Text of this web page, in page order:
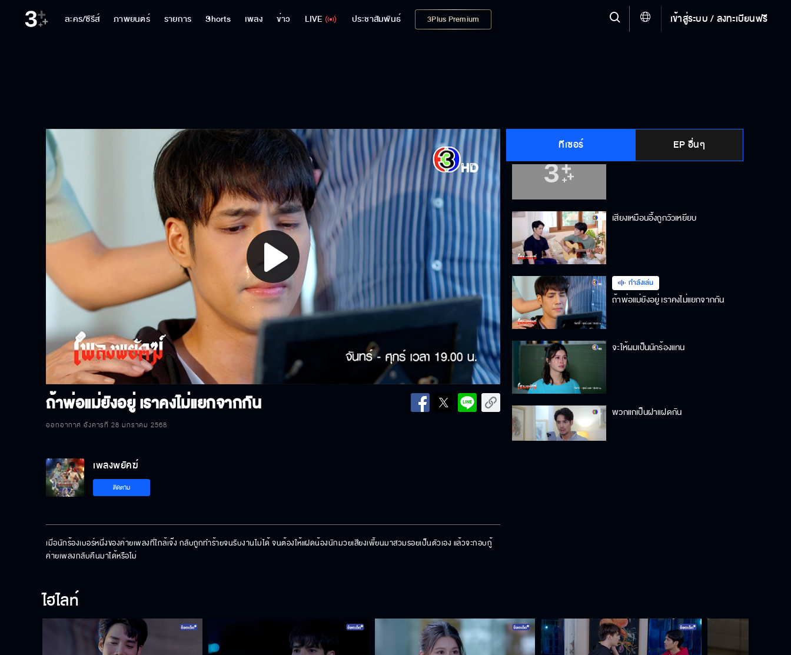
ละคร/ซีรีส์ ภาพยนตร์ รายการ Shorts เพลง ข่าว LIVE ประชาสัมพันธ์ 3Plus Premium เข้าสู่ระบบ / ลงทะเบียนฟรี
Play
Video
ถ้าพ่อแม่ยังอยู่ เราคงไม่แยกจากกัน
ออกอากาศ อังคารที่ 28 มกราคม 2568
ทีเซอร์ EP อื่นๆ
ฉันจะไปหาแทนรักให้แกเอง
เสียงเหมือนอึ้งถูกวัวเหยียบ
กำลังเล่น
ถ้าพ่อแม่ยังอยู่ เราคงไม่แยกจากกัน
จะให้ผมเป็นนักร้องแทน
พวกแกเป็นฝาแฝดกัน
เพลงพยัคฆ์
ติดตาม
เมื่อนักร้องเบอร์หนึ่งของค่ายเพลงที่ใกล้เจ๊ง กลับถูกทำร้ายจนรับงานไม่ได้ จนต้องให้แฝดน้องนักมวยเสียงเพี้ยนมาสวมรอยเป็นตัวเอง แล้วจะกอบกู้
ค่ายเพลงกลับคืนมาได้หรือไม่
ไฮไลท์